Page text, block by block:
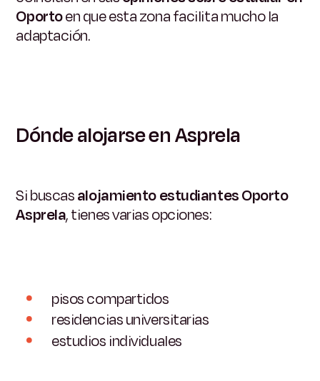
Oportoen que esta zona facilita mucho la
adaptación.
Dónde alojarse en Asprela
Si buscasalojamiento estudiantes Oporto
Asprela, tienes varias opciones:
pisos compartidos
residencias universitarias
estudios individuales